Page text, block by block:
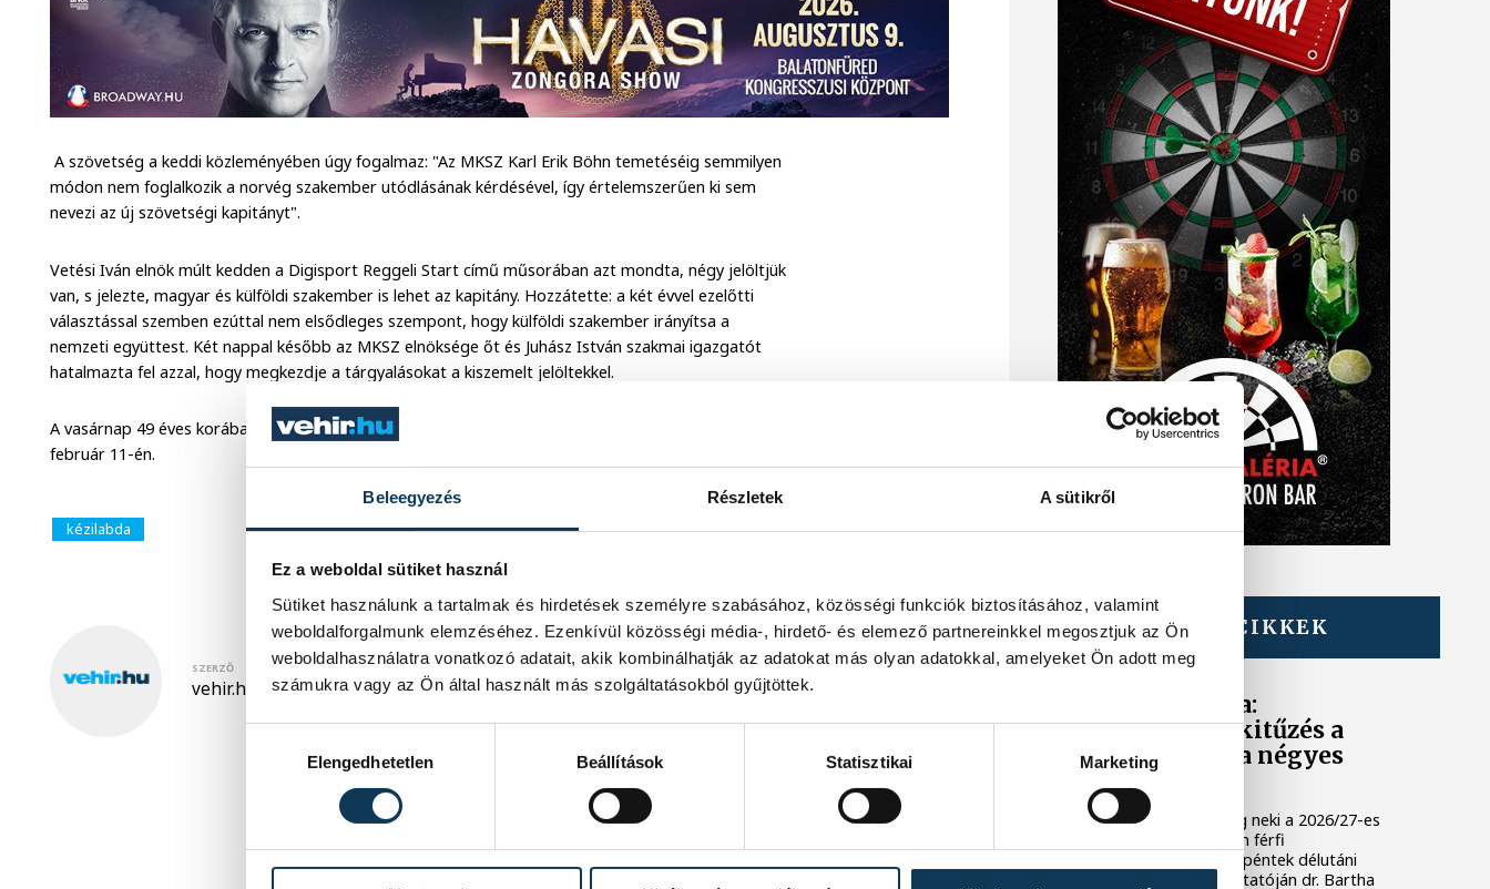
Beleegyezés Részletek A sütikről
Ez a weboldal sütiket használ
Sütiket használunk a tartalmak és hirdetések személyre szabásához, közösségi funkciók biztosításához, valamint
weboldalforgalmunk elemzéséhez. Ezenkívül közösségi média-, hirdető- és elemező partnereinkkel megosztjuk az Ön
weboldalhasználatra vonatkozó adatait, akik kombinálhatják az adatokat más olyan adatokkal, amelyeket Ön adott meg
számukra vagy az Ön által használt más szolgáltatásokból gyűjtöttek.
Elengedhetetlen
Beállítások Statisztikai Marketing
A szövetség a keddi közleményében úgy fogalmaz: "Az MKSZ Karl Erik Böhn temetéséig semmilyen
módon nem foglalkozik a norvég szakember utódlásának kérdésével, így értelemszerűen ki sem
nevezi az új szövetségi kapitányt".
Vetési Iván elnök múlt kedden a Digisport Reggeli Start című műsorában azt mondta, négy jelöltjük
van, s jelezte, magyar és külföldi szakember is lehet az kapitány. Hozzátette: a két évvel ezelőtti
választással szemben ezúttal nem elsődleges szempont, hogy külföldi szakember irányítsa a
nemzeti együttest. Két nappal később az MKSZ elnöksége őt és Juhász István szakmai igazgatót
hatalmazta fel azzal, hogy megkezdje a tárgyalásokat a kiszemelt jelöltekkel.
A vasárnap 49 éves korában elhunyt Karl Erik Böhn temetésére a norvégiai Sandefjordban kerül sor
február 11-én.
kézilabda
SZERZŐ
vehir.hu
TOVÁBBI CIKKEK
ONE VESZPRÉM HC
Dr. Bartha Csaba:
egyértelmű célkitűzés a
Bajnokok Ligája négyes
döntője
Huszonkét játékossal vág neki a 2026/27-es
idénynek a One Veszprém férfi
kézilabdacsapata. A klub péntek délutáni
szezonnyitó sajtótájékoztatóján dr. Bartha